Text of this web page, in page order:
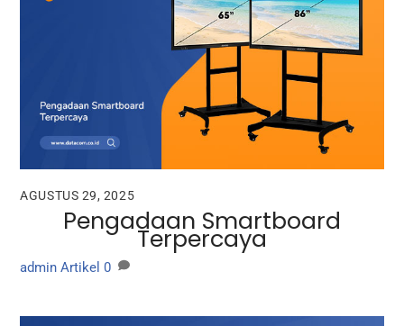
AGUSTUS 29, 2025
Pengadaan Smartboard
Terpercaya
admin Artikel 0